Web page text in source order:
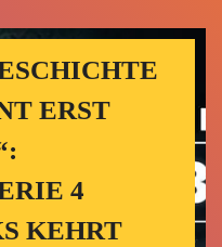
ERST
4
KEHRT